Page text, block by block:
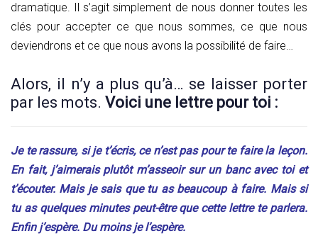
dramatique. Il s’agit simplement de nous donner toutes les
clés pour accepter ce que nous sommes, ce que nous
deviendrons et ce que nous avons la possibilité de faire…
Alors, il n’y a plus qu’à… se laisser porter
par les mots. Voici une lettre pour toi :
Je te rassure, si je t’écris, ce n’est pas pour te faire la leçon.
En fait, j’aimerais plutôt m’asseoir sur un banc avec toi et
t’écouter. Mais je sais que tu as beaucoup à faire. Mais si
tu as quelques minutes peut-être que cette lettre te parlera.
Enfin j’espère. Du moins je l’espère.